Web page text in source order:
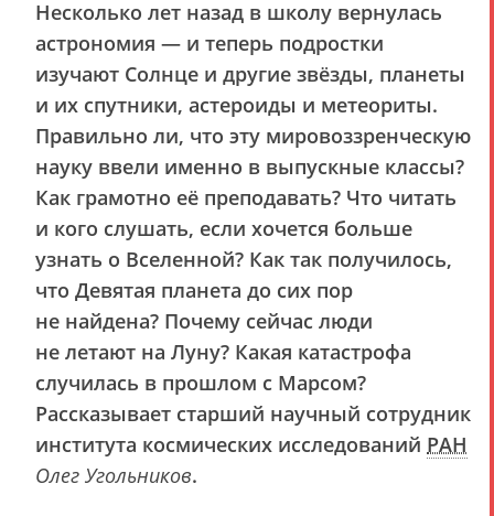
Несколько лет назад в школу вернулась
астрономия — и теперь подростки
изучают Солнце и другие звёзды, планеты
и их спутники, астероиды и метеориты.
Правильно ли, что эту мировоззренческую
науку ввели именно в выпускные классы?
Как грамотно её преподавать? Что читать
и кого слушать, если хочется больше
узнать о Вселенной? Как так получилось,
что Девятая планета до сих пор
не найдена? Почему сейчас люди
не летают на Луну? Какая катастрофа
случилась в прошлом с Марсом?
Рассказывает старший научный сотрудник
института космических исследований РАН
Олег Угольников.